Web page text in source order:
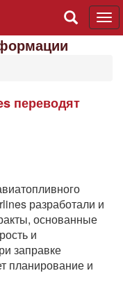
переводят
разработали и
основанные
и
заправке
планирование и